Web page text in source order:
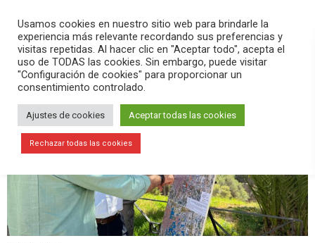
search menu pause PLAY
Usamos cookies en nuestro sitio web para brindarle la
experiencia más relevante recordando sus preferencias y
visitas repetidas. Al hacer clic en "Aceptar todo", acepta el
uso de TODAS las cookies. Sin embargo, puede visitar
"Configuración de cookies" para proporcionar un
consentimiento controlado.
Ajustes de cookies Aceptar todas las cookies
Rechazar todas las cookies